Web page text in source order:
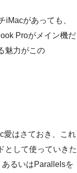
iMacがあっても、
Proがメイン機だ
魅力がこの
愛はさておき、これ
として使っていきた
るいはParallelsを